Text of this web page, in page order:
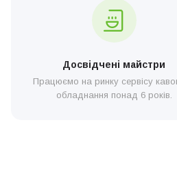
будь-якими видами несправностей та
вигідною вартістю у Києві. Залишити
Досвідчені майстри
Працюємо на ринку сервісу
обладнання понад 6 років.